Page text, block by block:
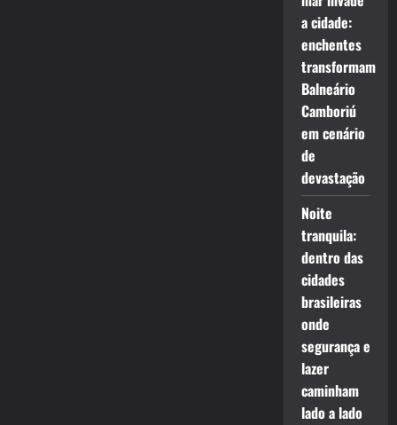
a cidade:
enchentes
transformam
Balneário
Camboriú
em cenário
de
devastação
Noite
tranquila:
dentro das
cidades
brasileiras
onde
segurança e
lazer
caminham
lado a lado